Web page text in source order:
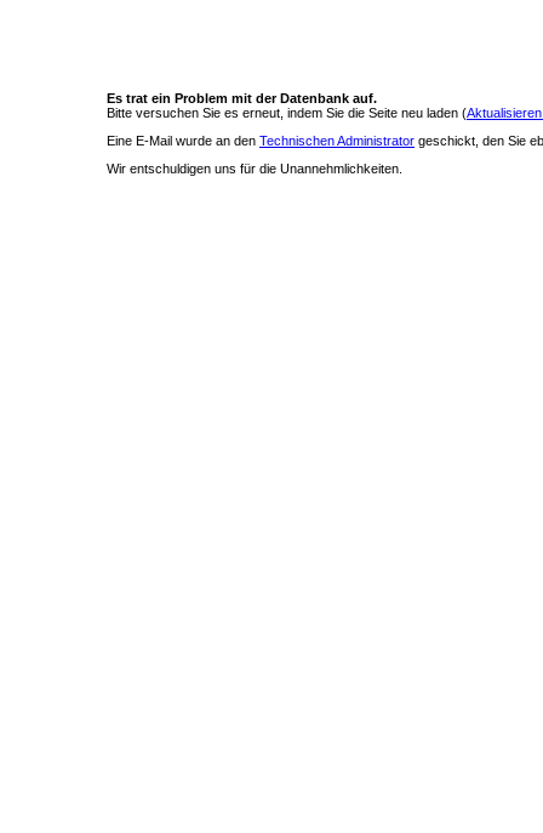
Es trat ein Problem mit der Datenbank auf.
Bitte versuchen Sie es erneut, indem Sie die Seite neu laden (
Eine E-Mail wurde an den Technischen Administrator geschickt, den Sie
Wir entschuldigen uns für die Unannehmlichkeiten.